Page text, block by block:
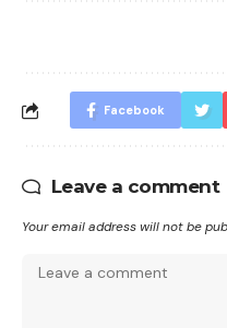
Facebook
Leave a comment
Your email address will not be